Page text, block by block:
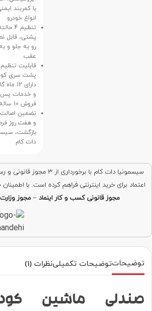
با کمربند
انواع خودرو.
تنظیم 4
پشتی، قابل
رو به جلو و به
عقب.
قابلیت تنظیم
پشت سری
دارای 12
و خدمات پس
فروش 10 ساله.
تضمین اصالت
و هفت روز
بازگشت،
دات کام
سیسمونیا دات کام با
اعتماد برای خرید اینترنتی فراهم کرده است. با
مجوز قانونی کسب و کار اینماد – مجوز
توضیحاتتوضیحات تکمیلینظرات (1)
صندلی ماشین